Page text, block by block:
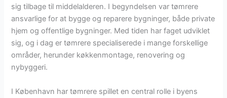
sig tilbage til middelalderen. I begyndelsen var tømrere
ansvarlige for at bygge og reparere bygninger, både private
hjem og offentlige bygninger. Med tiden har faget udviklet
sig, og i dag er tømrere specialiserede i mange forskellige
områder, herunder køkkenmontage, renovering og
nybyggeri.
I København har tømrere spillet en central rolle i byens